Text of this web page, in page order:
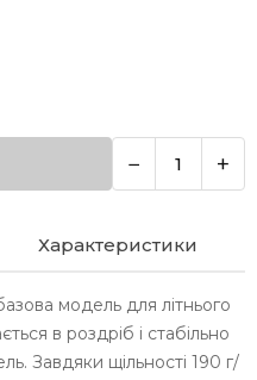
− +
Характеристики
модель для літнього
в роздріб і стабільно
Завдяки щільності 190 г/